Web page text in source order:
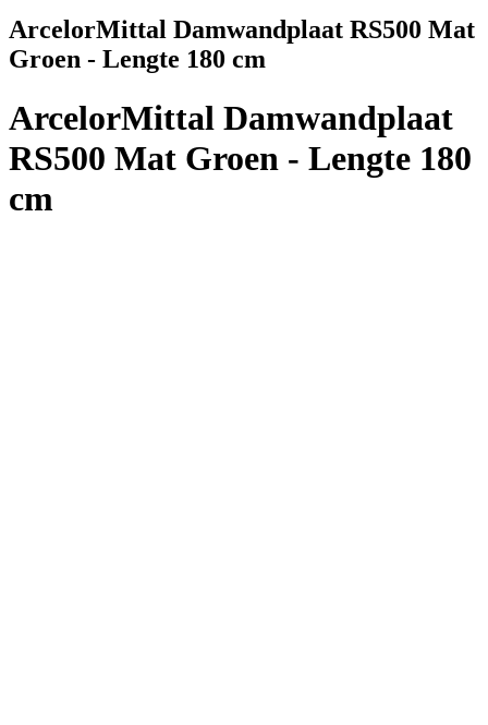
ArcelorMittal Damwandplaat RS500 Mat
Groen - Lengte 180 cm
ArcelorMittal Damwandplaat
RS500 Mat Groen - Lengte 180
cm